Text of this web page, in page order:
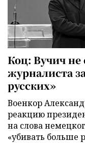
Коц: Вучич не
журналиста
русских»
Военкор
реакцию
на слова
«убивать больше